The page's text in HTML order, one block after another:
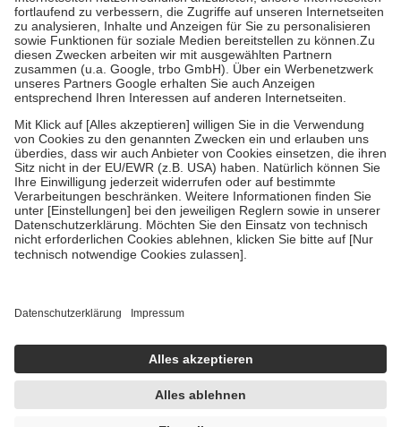
höchstens zehn Euro.Es sind jedoch nie mehr als die tatsächlichen
Kosten der Leistung zu entrichten.
Diese Regeln gelten grundsätzlich auch für Online-Apotheken.
Bei Heilmitteln und häuslicher Krankenpflege beträgt die
Zuzahlung zehn Prozent der Kosten sowie zehn Euro je
Um das Engagement der Versicherten für ihre eigene Gesundheit zu
stärken und die besondere Stellung der Familie zu unterstützen,
fallenkeine Zuzahlungen an bei:
• Kindern und Jugendlichen bis zum vollendeten 18. Lebensjahr
mit Ausnahme der Fahrkosten
• Untersuchungen zur Vorsorge und Früherkennung, die von der
GKV getragen werden
• empfohlenen Schutzimpfungen
Wir nutzen Trusted Shops als unabhängigen Dienstleister für die
getroffen, um sicherzustellen, dass es sich um echte Bewertungen
handelt. Mehr Informationen findest du hier:
https://help.etrusted.com/hc/de/articles/4419944605341